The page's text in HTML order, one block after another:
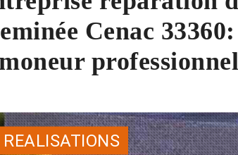
Cenac 33360:
professionnel
REALISATIONS